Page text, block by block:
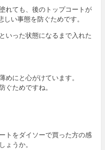
れても、後のトップコートが
い事態を防ぐためです。
いった状態になるまで入れた
にと心がけています。
ぐためですね。
トをダイソーで買った方の感
うか。